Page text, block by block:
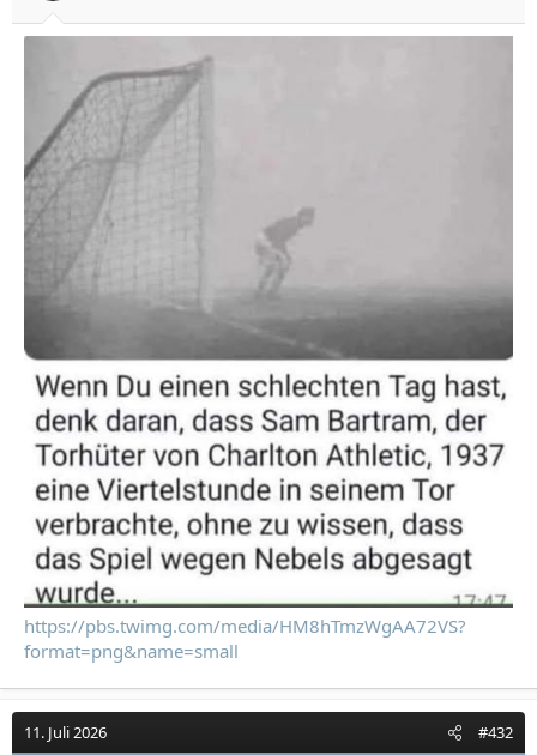
https://pbs.twimg.com/media/HM8hTmzWgAA72VS?
format=png&name=small
11. Juli 2026 #432